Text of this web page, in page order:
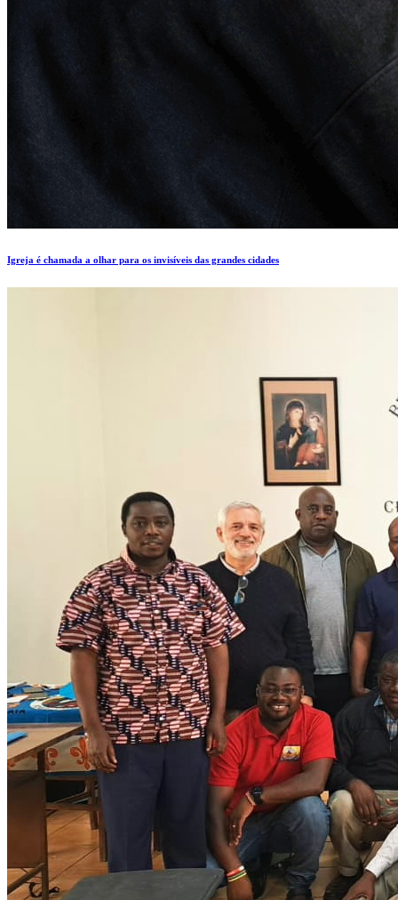
Igreja é chamada a olhar para os invisíveis das grandes cidades